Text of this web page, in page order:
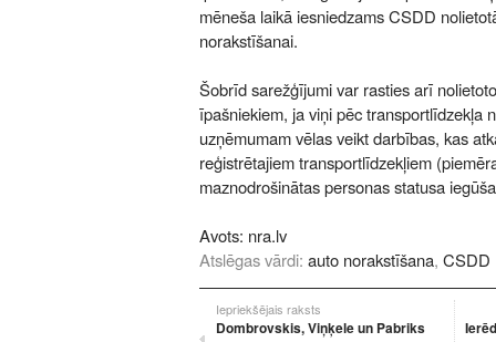
mēneša laikā iesniedzams CSDD
norakstīšanai.
Šobrīd sarežģījumi var rasties arī
īpašniekiem, ja viņi pēc transportlīdzekļa
uzņēmumam vēlas veikt darbības, kas
reģistrētajiem transportlīdzekļiem
maznodrošinātas personas statusa
Avots: nra.lv
Atslēgas vārdi: auto norakstīšana, CSDD
Iepriekšējais raksts
Dombrovskis, Viņķele un Pabriks